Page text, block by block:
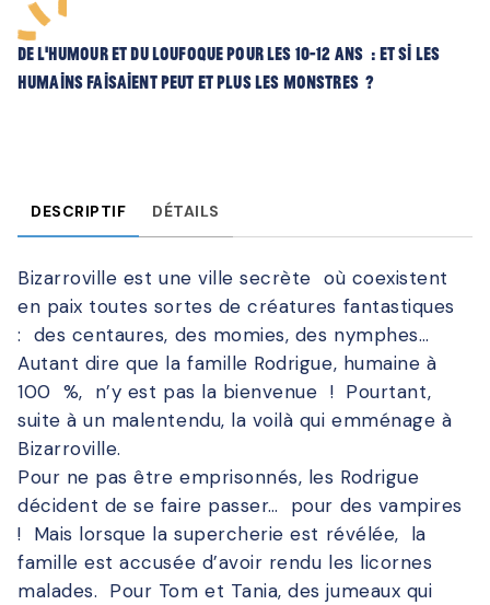
DE L’HUMOUR ET DU LOUFOQUE POUR LES 10-12 ANS : et si les
humains faisaient peut et plus les monstres ?
DESCRIPTIF DÉTAILS
Bizarroville est une ville secrète où coexistent
en paix toutes sortes de créatures fantastiques
: des centaures, des momies, des nymphes…
Autant dire que la famille Rodrigue, humaine à
100 %, n’y est pas la bienvenue ! Pourtant,
suite à un malentendu, la voilà qui emménage à
Bizarroville.
Pour ne pas être emprisonnés, les Rodrigue
décident de se faire passer… pour des vampires
! Mais lorsque la supercherie est révélée, la
famille est accusée d’avoir rendu les licornes
malades. Pour Tom et Tania, des jumeaux qui